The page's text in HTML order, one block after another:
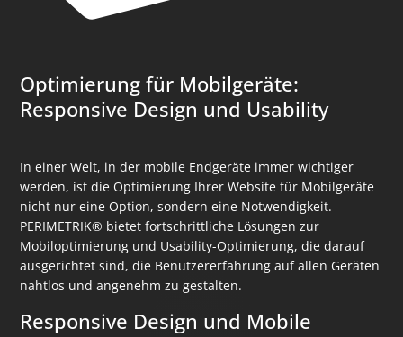
Optimierung für Mobilgeräte:
Responsive Design und Usability
In einer Welt, in der mobile Endgeräte immer wichtiger
werden, ist die Optimierung Ihrer Website für Mobilgeräte
nicht nur eine Option, sondern eine Notwendigkeit.
PERIMETRIK® bietet fortschrittliche Lösungen zur
Mobiloptimierung und Usability-Optimierung, die darauf
ausgerichtet sind, die Benutzererfahrung auf allen Geräten
nahtlos und angenehm zu gestalten.
Responsive Design und Mobile